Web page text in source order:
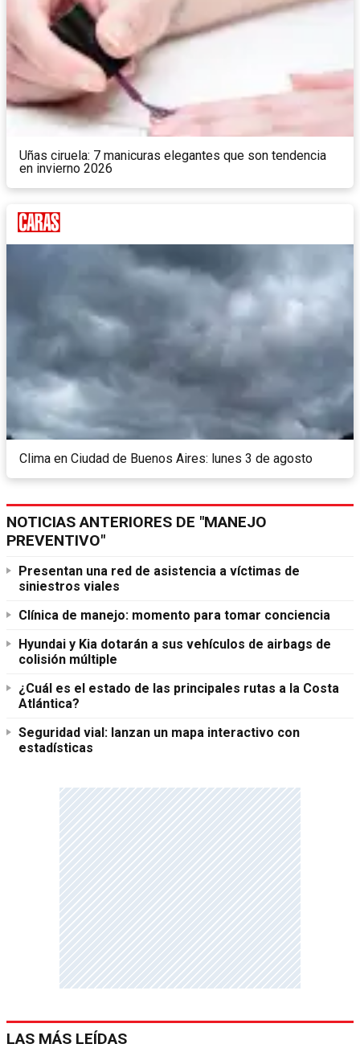
Uñas ciruela: 7 manicuras elegantes que son tendencia
en invierno 2026
Clima en Ciudad de Buenos Aires: lunes 3 de agosto
NOTICIAS ANTERIORES DE "MANEJO
PREVENTIVO"
Presentan una red de asistencia a víctimas de
siniestros viales
Clínica de manejo: momento para tomar conciencia
Hyundai y Kia dotarán a sus vehículos de airbags de
colisión múltiple
¿Cuál es el estado de las principales rutas a la Costa
Atlántica?
Seguridad vial: lanzan un mapa interactivo con
estadísticas
LAS MÁS LEÍDAS